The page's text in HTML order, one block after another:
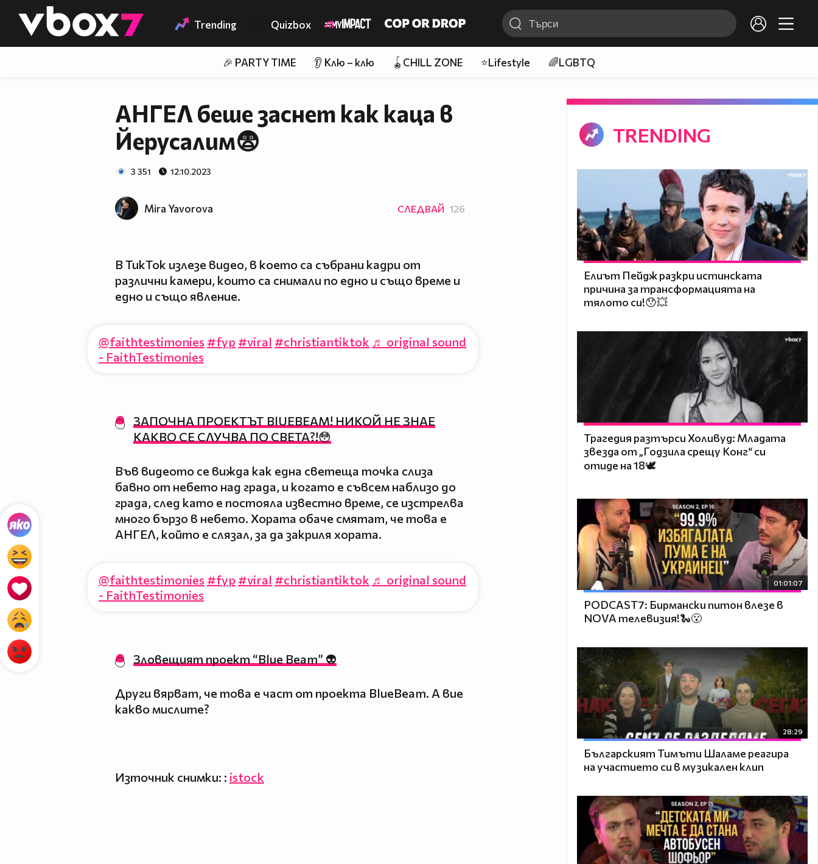
👾 Trending Quizbox
🎉 PARTY TIME 👂 Клю – клю 🪀CHILL ZONE ⭐Lifestyle 🌈LGBTQ
АНГЕЛ беше заснет как каца в
Йерусалим😨
3 351 12.10.2023
Mira Yavorova СЛЕДВАЙ 126
В ТикТок излезе видео, в което са събрани кадри от
различни камери, които са снимали по едно и също време и
едно и също явление.
@faithtestimonies #fyp #viral #christiantiktok ♬ original sound
- FaithTestimonies
ЗАПОЧНА ПРОЕКТЪТ BlUEBEAM! НИКОЙ НЕ ЗНАЕ
КАКВО СЕ СЛУЧВА ПО СВЕТА?!😳
Във видеото се вижда как една светеща точка слиза
бавно от небето над града, и когато е съвсем наблизо до
града, след като е постояла известно време, се изстрелва
много бързо в небето. Хората обаче смятат, че това е
АНГЕЛ, който е слязал, за да закриля хората.
@faithtestimonies #fyp #viral #christiantiktok ♬ original sound
- FaithTestimonies
Зловещият проект “Blue Beam” 👽
Други вярват, че това е част от проекта BlueBeam. А вие
какво мислите?
Източник снимки: : istock
TRENDING
Елиът Пейдж разкри истинската
причина за трансформацията на
тялото си!😯💥
Трагедия разтърси Холивуд: Младата
звезда от „Годзила срещу Конг“ си
отиде на 18🕊️
01:01:07
PODCAST7: Бирмански питон влезе в
NOVA телевизия!🐍😮
28:29
Българският Тимъти Шаламе реагира
на участието си в музикален клип